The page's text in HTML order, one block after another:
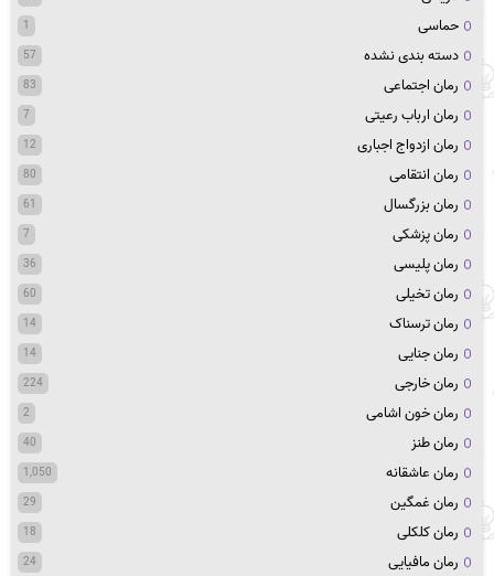
حماسی 1
دسته بندی نشده 57
رمان اجتماعی 83
رمان ارباب رعیتی 7
رمان ازدواج اجباری 12
رمان انتقامی 80
رمان بزرگسال 61
رمان پزشکی 7
رمان پلیسی 36
رمان تخیلی 60
رمان ترسناک 14
رمان جنایی 14
رمان خارجی 224
رمان خون اشامی 2
رمان طنز 40
رمان عاشقانه 1,050
رمان غمگین 29
رمان کلکلی 18
رمان مافیایی 24